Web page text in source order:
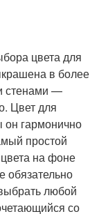
цвета для
в более
стенами —
Цвет для
он гармонично
простой
на фоне
обязательно
любой
со